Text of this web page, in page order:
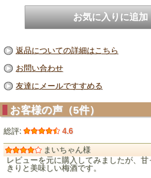
返品についての詳細はこちら
お問い合わせ
友達にメールですすめる
お客様の声（5件）
総評: 4.6
まいちゃん様
レビューを元に購入してみましたが、
きりと美味しい梅酒です。